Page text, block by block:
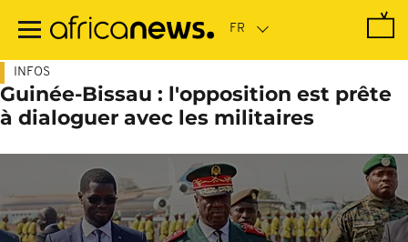
contenu
INFOS
Guinée-Bissau : l'opposition est prête
à dialoguer avec les militaires